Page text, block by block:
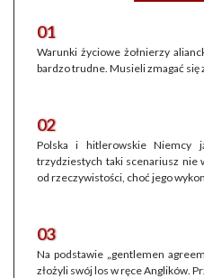
01
Warunki życiowe żołnierzy
bardzo trudne. Musieli zmagać się
02
Polska i hitlerowskie Niemcy
trzydziestych taki scenariusz nie
od rzeczywistości, choć jego
03
Na podstawie „gentlemen
złożyli swój los w ręce Anglików.